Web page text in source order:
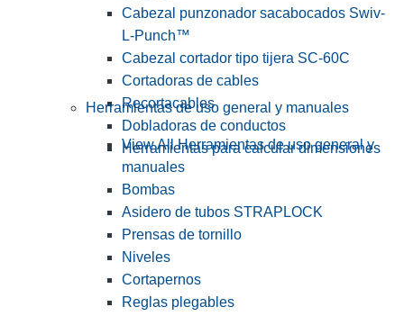
Cabezal punzonador sacabocados Swiv-
L-Punch™
Cabezal cortador tipo tijera SC-60C
Cortadoras de cables
Recortacables
Dobladoras de conductos
Herramientas para calcular dimensiones
Herramientas de uso general y manuales
View All Herramientas de uso general y
manuales
Bombas
Asidero de tubos STRAPLOCK
Prensas de tornillo
Niveles
Cortapernos
Reglas plegables